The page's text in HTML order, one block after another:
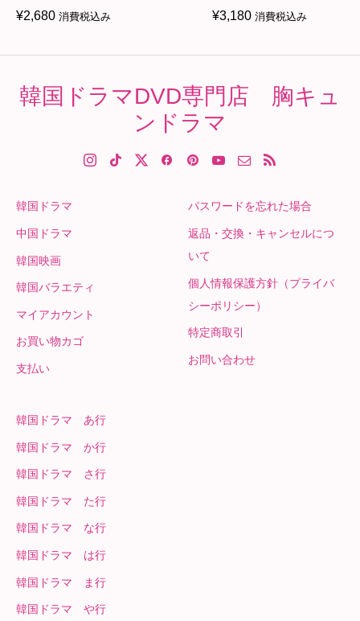
¥2,680 消費税込み
¥3,180 消費税込み
韓国ドラマDVD専門店 胸キュ
ンドラマ
韓国ドラマ
中国ドラマ
韓国映画
韓国バラエティ
マイアカウント
お買い物カゴ
支払い
パスワードを忘れた場合
返品・交換・キャンセルにつ
いて
個人情報保護方針（プライバ
シーポリシー）
特定商取引
お問い合わせ
韓国ドラマ あ行
韓国ドラマ か行
韓国ドラマ さ行
韓国ドラマ た行
韓国ドラマ な行
韓国ドラマ は行
韓国ドラマ ま行
韓国ドラマ や行